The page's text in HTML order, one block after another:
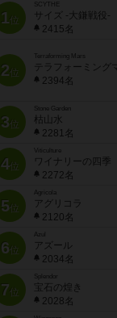
1位
SCYTHE
サイズ -大鎌戦役-
2415名
2位
Terraforming Mars
テラフォーミング
2394名
3位
Stone Garden
枯山水
2281名
4位
Viticulture
ワイナリーの四季
2272名
5位
Agricola
アグリコラ
2120名
6位
Azul
アズール
2034名
7位
宝石の煌き
2028名